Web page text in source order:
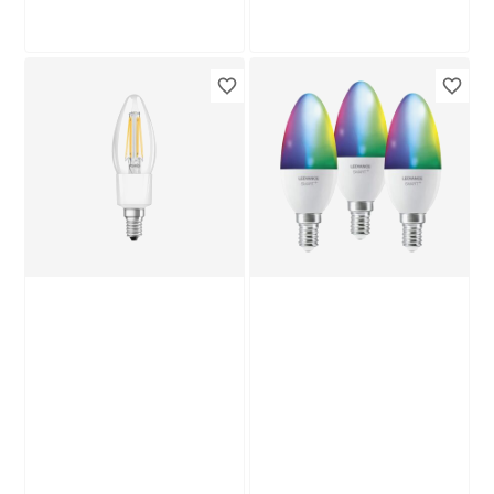
LED-Leuchtmittel
'SMART WiFi CLB'
dimmbar Kerze matt
E14 4,9 W 470 lm
warmweiß bis
tageslichtweiß
12,99